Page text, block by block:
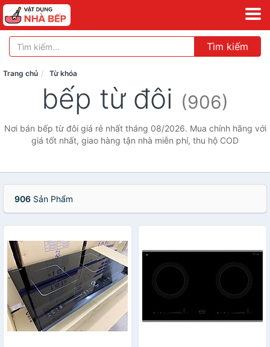
Tìm kiếm
Trang chủ Từ khóa
bếp từ đôi (906)
Nơi bán bếp từ đôi giá rẻ nhất tháng 08/2026. Mua chính hãng với
giá tốt nhất, giao hàng tận nhà miễn phí, thu hộ COD
906 Sản Phẩm